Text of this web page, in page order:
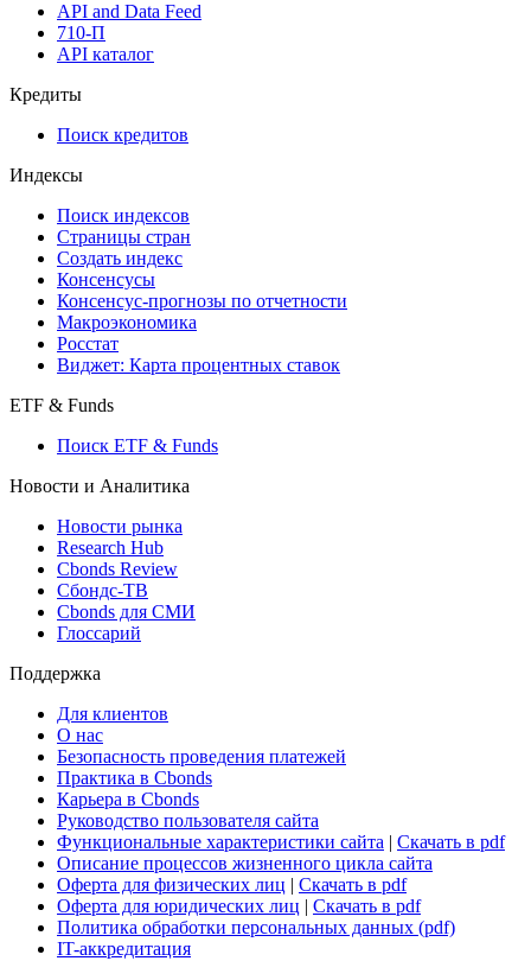
API and Data Feed
710-П
API каталог
Кредиты
Поиск кредитов
Индексы
Поиск индексов
Страницы стран
Создать индекс
Консенсусы
Консенсус-прогнозы по отчетности
Макроэкономика
Росстат
Виджет: Карта процентных ставок
ETF & Funds
Поиск ETF & Funds
Новости и Аналитика
Новости рынка
Research Hub
Cbonds Review
Сбондс-ТВ
Cbonds для СМИ
Глоссарий
Поддержка
Для клиентов
О нас
Безопасность проведения платежей
Практика в Cbonds
Карьера в Cbonds
Руководство пользователя сайта
Функциональные характеристики сайта | Скачать в pdf
Описание процессов жизненного цикла сайта
Оферта для физических лиц | Скачать в pdf
Оферта для юридических лиц | Скачать в pdf
Политика обработки персональных данных (pdf)
IT-аккредитация